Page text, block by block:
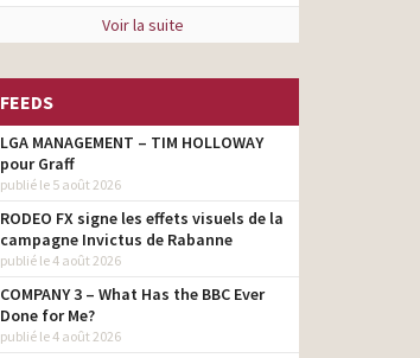
Voir la suite
FEEDS
LGA MANAGEMENT – TIM HOLLOWAY
pour Graff
publié le 5 août 2026
RODEO FX signe les effets visuels de la
campagne Invictus de Rabanne
publié le 4 août 2026
COMPANY 3 – What Has the BBC Ever
Done for Me?
publié le 4 août 2026